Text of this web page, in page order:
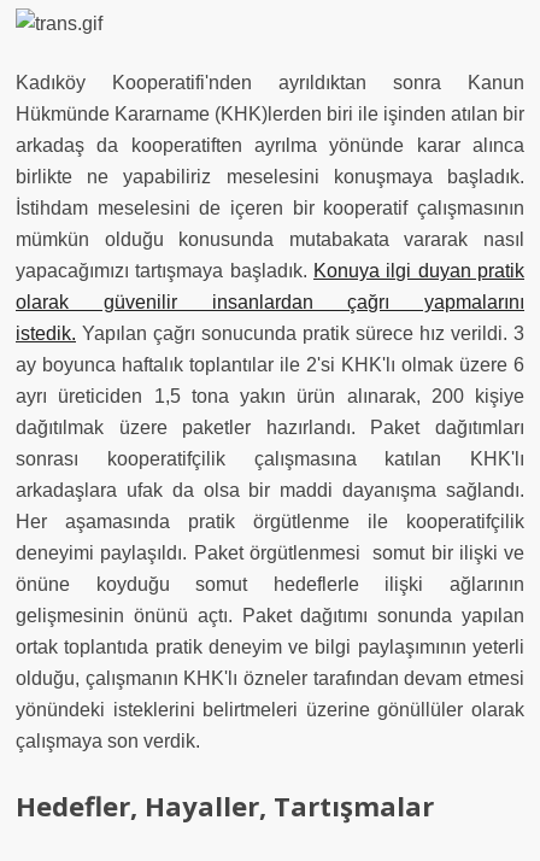
Kadıköy Kooperatifi'nden ayrıldıktan sonra Kanun
Hükmünde Kararname (KHK)lerden biri ile işinden atılan bir
arkadaş da kooperatiften ayrılma yönünde karar alınca
birlikte ne yapabiliriz meselesini konuşmaya başladık.
İstihdam meselesini de içeren bir kooperatif çalışmasının
mümkün olduğu konusunda mutabakata vararak nasıl
yapacağımızı tartışmaya başladık. Konuya ilgi duyan pratik
olarak güvenilir insanlardan çağrı yapmalarını
istedik. Yapılan çağrı sonucunda pratik sürece hız verildi. 3
ay boyunca haftalık toplantılar ile 2'si KHK'lı olmak üzere 6
ayrı üreticiden 1,5 tona yakın ürün alınarak, 200 kişiye
dağıtılmak üzere paketler hazırlandı. Paket dağıtımları
sonrası kooperatifçilik çalışmasına katılan KHK'lı
arkadaşlara ufak da olsa bir maddi dayanışma sağlandı.
Her aşamasında pratik örgütlenme ile kooperatifçilik
deneyimi paylaşıldı. Paket örgütlenmesi
somut bir ilişki ve
önüne koyduğu somut hedeflerle ilişki ağlarının
gelişmesinin önünü açtı. Paket dağıtımı sonunda yapılan
ortak toplantıda pratik deneyim ve bilgi paylaşımının yeterli
olduğu, çalışmanın KHK'lı özneler tarafından devam etmesi
yönündeki isteklerini belirtmeleri üzerine gönüllüler olarak
çalışmaya son verdik.
Hedefler, Hayaller, Tartışmalar